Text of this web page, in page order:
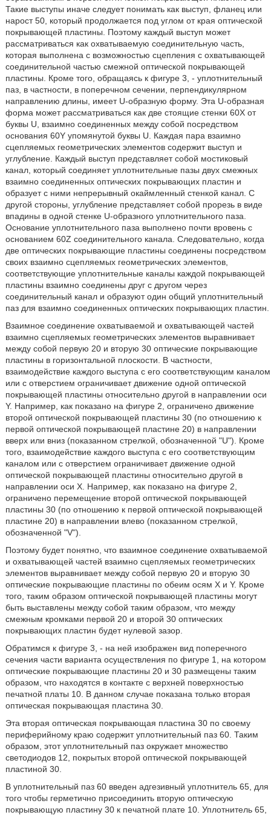
Такие выступы иначе следует понимать как выступ, фланец или
нарост 50, который продолжается под углом от края оптической
покрывающей пластины. Поэтому каждый выступ может
рассматриваться как охватываемую соединительную часть,
которая выполнена с возможностью сцепления с охватывающей
соединительной частью смежной оптической покрывающей
пластины. Кроме того, обращаясь к фигуре 3, - уплотнительный
паз, в частности, в поперечном сечении, перпендикулярном
направлению длины, имеет U-образную форму. Эта U-образная
форма может рассматриваться как две стоящие стенки 60X от
буквы U, взаимно соединенных между собой посредством
основания 60Y упомянутой буквы U. Каждая пара взаимно
сцепляемых геометрических элементов содержит выступ и
углубление. Каждый выступ представляет собой мостиковый
канал, который соединяет уплотнительные пазы двух смежных
взаимно соединенных оптических покрывающих пластин и
образует с ними непрерывный окаймленный стенкой канал. С
другой стороны, углубление представляет собой прорезь в виде
впадины в одной стенке U-образного уплотнительного паза.
Основание уплотнительного паза выполнено почти вровень с
основанием 60Z соединительного канала. Следовательно, когда
две оптических покрывающие пластины соединены посредством
своих взаимно сцепляемых геометрических элементов,
соответствующие уплотнительные каналы каждой покрывающей
пластины взаимно соединены друг с другом через
соединительный канал и образуют один общий уплотнительный
паз для взаимно соединенных оптических покрывающих пластин.
Взаимное соединение охватываемой и охватывающей частей
взаимно сцепляемых геометрических элементов выравнивает
между собой первую 20 и вторую 30 оптические покрывающие
пластины в горизонтальной плоскости. В частности,
взаимодействие каждого выступа с его соответствующим каналом
или с отверстием ограничивает движение одной оптической
покрывающей пластины относительно другой в направлении оси
Y. Например, как показано на фигуре 2, ограничено движение
второй оптической покрывающей пластины 30 (по отношению к
первой оптической покрывающей пластине 20) в направлении
вверх или вниз (показанном стрелкой, обозначенной "U"). Кроме
того, взаимодействие каждого выступа с его соответствующим
каналом или с отверстием ограничивает движение одной
оптической покрывающей пластины относительно другой в
направлении оси Х. Например, как показано на фигуре 2,
ограничено перемещение второй оптической покрывающей
пластины 30 (по отношению к первой оптической покрывающей
пластине 20) в направлении влево (показанном стрелкой,
обозначенной "V").
Поэтому будет понятно, что взаимное соединение охватываемой
и охватывающей частей взаимно сцепляемых геометрических
элементов выравнивает между собой первую 20 и вторую 30
оптические покрывающие пластины по обеим осям Х и Y. Кроме
того, таким образом оптической покрывающей пластины могут
быть выставлены между собой таким образом, что между
смежным кромками первой 20 и второй 30 оптических
покрывающих пластин будет нулевой зазор.
Обратимся к фигуре 3, - на ней изображен вид поперечного
сечения части варианта осуществления по фигуре 1, на котором
оптические покрывающие пластины 20 и 30 размещены таким
образом, что находятся в контакте с верхней поверхностью
печатной платы 10. В данном случае показана только вторая
оптическая покрывающая пластина 30.
Эта вторая оптическая покрывающая пластина 30 по своему
периферийному краю содержит уплотнительный паз 60. Таким
образом, этот уплотнительный паз окружает множество
светодиодов 12, покрытых второй оптической покрывающей
пластиной 30.
В уплотнительный паз 60 введен адгезивный уплотнитель 65, для
того чтобы герметично присоединить вторую оптическую
покрывающую пластину 30 к печатной плате 10. Уплотнитель 65,